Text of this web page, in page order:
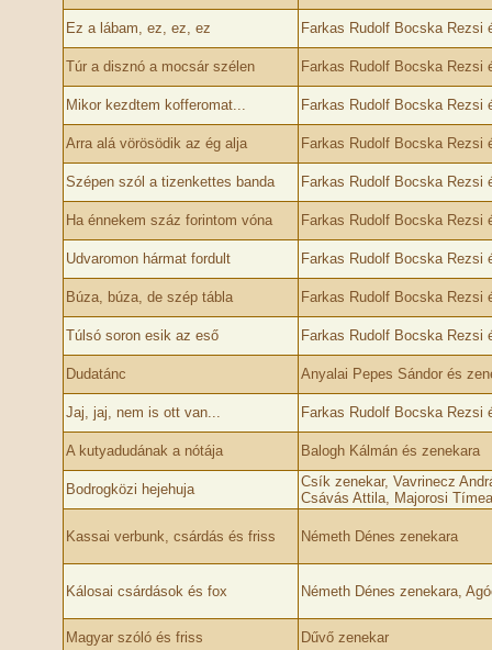
Ez a lábam, ez, ez, ez Farkas Rudolf Bocska Rezsi
Túr a disznó a mocsár szélen Farkas Rudolf Bocska Rezsi
Mikor kezdtem kofferomat... Farkas Rudolf Bocska Rezsi
Arra alá vörösödik az ég alja Farkas Rudolf Bocska Rezsi
Szépen szól a tizenkettes banda Farkas Rudolf Bocska Rezsi
Ha énnekem száz forintom vóna Farkas Rudolf Bocska Rezsi
Udvaromon hármat fordult Farkas Rudolf Bocska Rezsi
Búza, búza, de szép tábla Farkas Rudolf Bocska Rezsi
Túlsó soron esik az eső Farkas Rudolf Bocska Rezsi
Dudatánc Anyalai Pepes Sándor és
Jaj, jaj, nem is ott van... Farkas Rudolf Bocska Rezsi
A kutyadudának a nótája Balogh Kálmán és zenekara
Bodrogközi hejehuja
Csík zenekar, Vavrinecz
Csávás Attila, Majorosi
Kassai verbunk, csárdás és friss Németh Dénes zenekara
Kálosai csárdások és fox Németh Dénes zenekara,
Magyar szóló és friss Dűvő zenekar